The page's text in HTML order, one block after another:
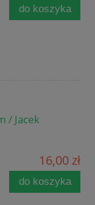
do koszyka
/ Jacek
16,00 zł
do koszyka